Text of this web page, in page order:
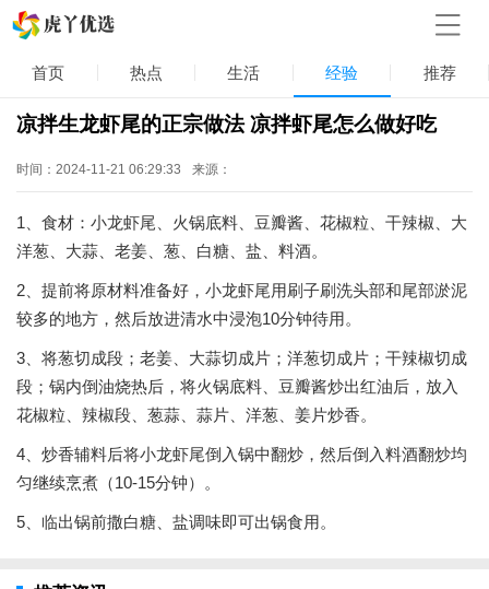
首页 热点 生活 经验 推荐
凉拌生龙虾尾的正宗做法 凉拌虾尾怎么做好吃
时间：2024-11-21 06:29:33 来源：
1、食材：小龙虾尾、火锅底料、豆瓣酱、花椒粒、干辣椒、大
洋葱、大蒜、老姜、葱、白糖、盐、料酒。
2、提前将原材料准备好，小龙虾尾用刷子刷洗头部和尾部淤泥
较多的地方，然后放进清水中浸泡10分钟待用。
3、将葱切成段；老姜、大蒜切成片；洋葱切成片；干辣椒切成
段；锅内倒油烧热后，将火锅底料、豆瓣酱炒出红油后，放入
花椒粒、辣椒段、葱蒜、蒜片、洋葱、姜片炒香。
4、炒香辅料后将小龙虾尾倒入锅中翻炒，然后倒入料酒翻炒均
匀继续烹煮（10-15分钟）。
5、临出锅前撒白糖、盐调味即可出锅食用。